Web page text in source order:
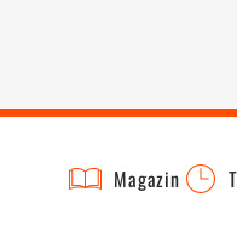
Magazin